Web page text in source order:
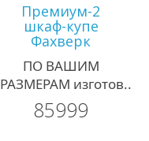
Премиум-2
шкаф-купе
Фахверк
ПО ВАШИМ
РАЗМЕРАМ изготов..
85999